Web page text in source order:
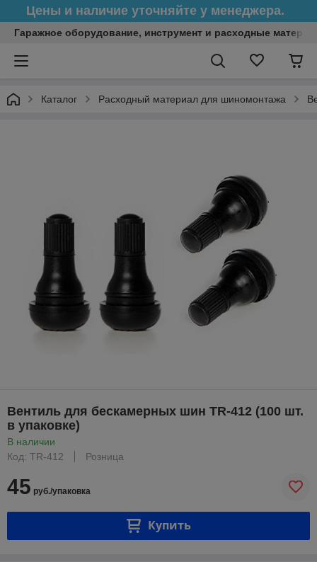
Цены и наличие уточняйте у менеджера.
Гаражное оборудование, инструмент и расходные
Каталог Расходный материал для шиномонтажа
Вентиль для бескамерных шин TR-412 (100 шт.
в упаковке)
В наличии
Код: TR-412
Розница
45 руб./упаковка
Купить